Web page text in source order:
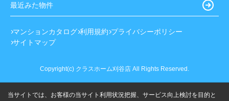
最近みた物件
マンションカタログ 利用規約 プライバシーポリシー
サイトマップ
Copyright(c) クラスホーム刈谷店 All Rights Reserved.
当サイトでは、お客様の当サイト利用状況把握、サービス向上検討を目的と